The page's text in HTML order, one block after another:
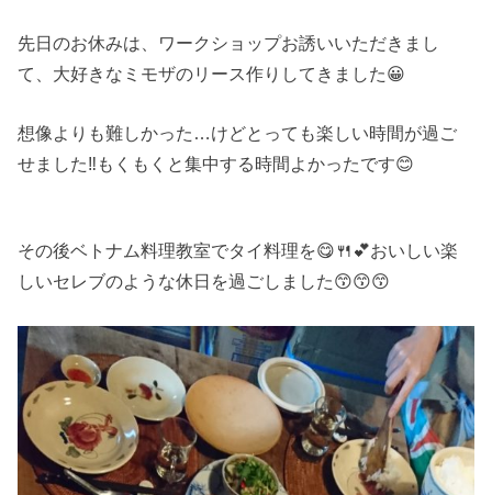
先日のお休みは、ワークショップお誘いいただきまし
て、大好きなミモザのリース作りしてきました😀
想像よりも難しかった…けどとっても楽しい時間が過ご
せました‼️もくもくと集中する時間よかったです😊
その後ベトナム料理教室でタイ料理を😋🍴💕おいしい楽
しいセレブのような休日を過ごしました😙😙😙